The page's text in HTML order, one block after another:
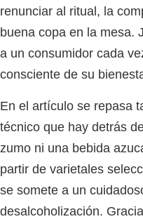
renunciar al ritual, la
buena copa en la mesa.
a un consumidor cada
consciente de su
En el artículo se repasa
técnico que hay detrás
zumo ni una bebida
partir de varietales
se somete a un
desalcoholización.